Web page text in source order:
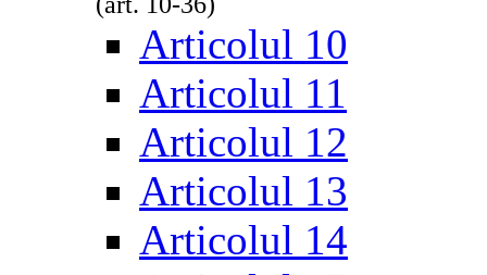
Articolul 10
Articolul 11
Articolul 12
Articolul 13
Articolul 14